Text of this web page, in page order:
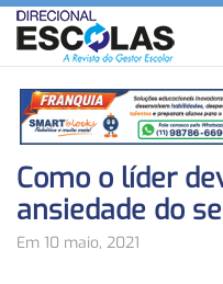
Como o líder
ansiedade do
Em 10 maio, 2021